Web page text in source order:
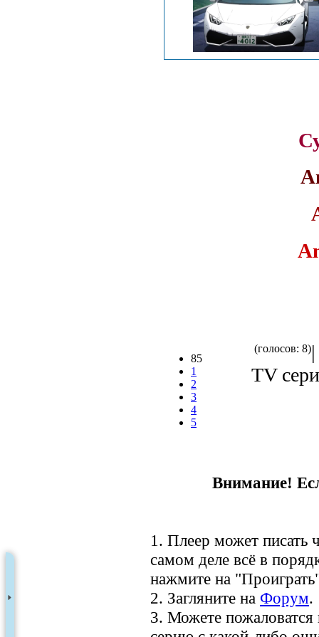
85
1
2
3
4
5
(голосов: 8)
TV
Внимание!
1. Плеер может писать
самом деле всё в
нажмите на
2. Загляните на Форум.
3. Можете